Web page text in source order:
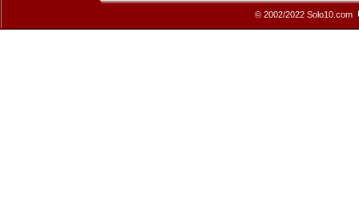
© 2002/2022 Solo10.com